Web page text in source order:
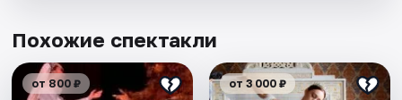
Похожие спектакли
от 800 ₽ от 3 000 ₽